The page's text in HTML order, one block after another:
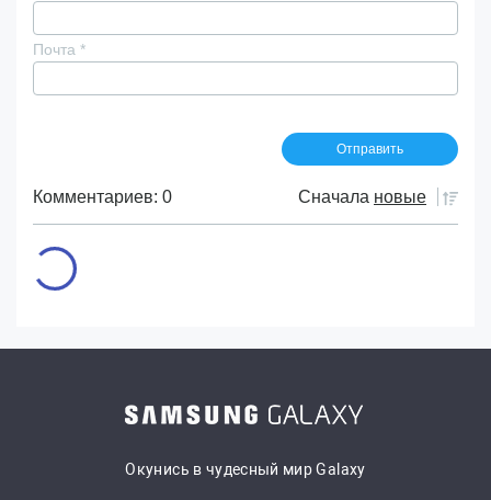
Почта *
Комментариев: 0 Сначала новые
Окунись в чудесный мир Galaxy